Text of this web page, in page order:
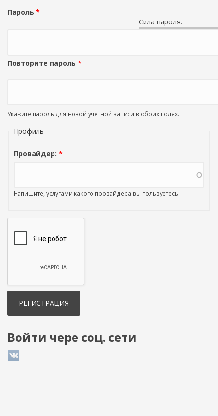
Сила пароля:
Пароль *
Повторите пароль *
Укажите пароль для новой учетной записи в обоих полях.
Профиль
Провайдер: *
Напишите, услугами какого провайдера вы пользуетесь
Войти чере соц. сети
Login with ВКонтакте